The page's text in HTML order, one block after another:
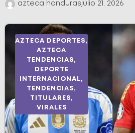
azteca hondurasjulio 21, 2026
AZTECA DEPORTES,
AZTECA
TENDENCIAS,
DEPORTE
INTERNACIONAL,
TENDENCIAS,
TITULARES,
VIRALES